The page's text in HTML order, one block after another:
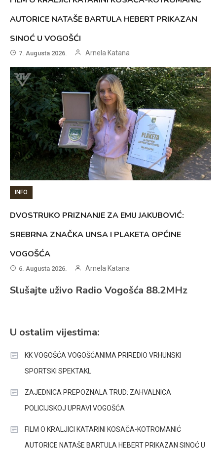
AUTORICE NATAŠE BARTULA HEBERT PRIKAZAN
SINOĆ U VOGOŠĆI
7. Augusta 2026. Arnela Katana
INFO
DVOSTRUKO PRIZNANJE ZA EMU JAKUBOVIĆ:
SREBRNA ZNAČKA UNSA I PLAKETA OPĆINE
VOGOŠĆA
6. Augusta 2026. Arnela Katana
Slušajte uživo Radio Vogošća 88.2MHz
U ostalim vijestima:
KK VOGOŠĆA VOGOŠĆANIMA PRIREDIO VRHUNSKI
SPORTSKI SPEKTAKL
ZAJEDNICA PREPOZNALA TRUD: ZAHVALNICA
POLICIJSKOJ UPRAVI VOGOŠĆA
FILM O KRALJICI KATARINI KOSAČA-KOTROMANIĆ
AUTORICE NATAŠE BARTULA HEBERT PRIKAZAN SINOĆ U